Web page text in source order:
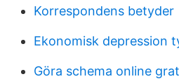
Korrespondens betyder
Ekonomisk depression
Göra schema online